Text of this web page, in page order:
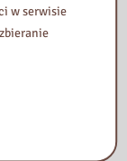
spotkania z Ewą
w serwisie